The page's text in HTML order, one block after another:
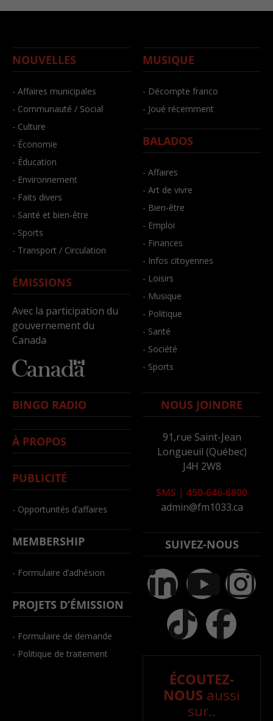
NOUVELLES
- Affaires municipales
- Communauté / Social
- Culture
- Économie
- Éducation
- Environnement
- Faits divers
- Santé et bien-être
- Sports
- Transport / Circulation
ÉMISSIONS
Avec la participation du
gouvernement du
Canada
MUSIQUE
- Décompte franco
- Joué récemment
BALADOS
- Affaires
- Art de vivre
- Bien-être
- Emploi
- Finances
- Infos citoyennes
- Loisirs
- Musique
- Politique
- Santé
- Société
- Sports
BINGO RADIO
À PROPOS
PUBLICITÉ
- Opportunités d’affaires
MEMBERSHIP
- Formulaire d’adhésion
PROJETS D’ÉMISSION
- Formulaire de demande
- Politique de traitement
NOUS JOINDRE
91,rue Saint-Jean
Longueuil (Québec)
J4H 2W8
SMS | 450-646-6800
admin@fm1033.ca
SUIVEZ-NOUS
ÉCOUTEZ-
NOUS aussi
sur..